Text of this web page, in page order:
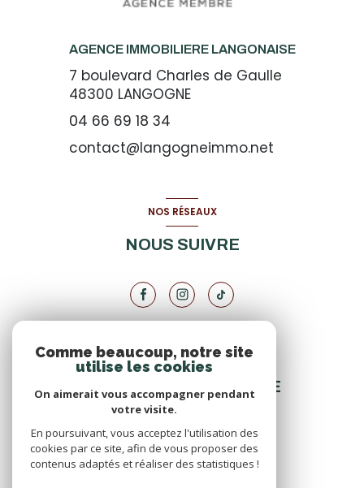
AGENCE IMMOBILIERE LANGONAISE
7 boulevard Charles de Gaulle
48300 LANGOGNE
04 66 69 18 34
contact@langogneimmo.net
NOS RÉSEAUX
NOUS SUIVRE
VOTRE ESPACE
ESPACE PROPRIÉTAIRE
SE CONNECTER
Comme beaucoup, notre site
utilise les cookies
On aimerait vous accompagner pendant
votre visite.
En poursuivant, vous acceptez l'utilisation des
cookies par ce site, afin de vous proposer des
contenus adaptés et réaliser des statistiques !